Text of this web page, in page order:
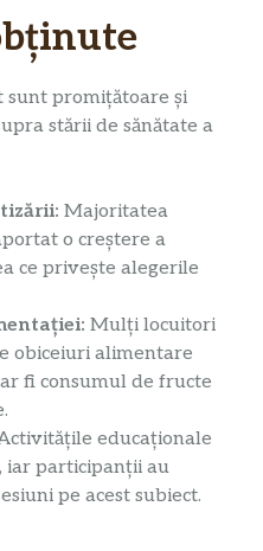
sunt promițătoare și
stării de sănătate a
Majoritatea
o creștere a
ce privește alegerile
Mulți locuitori
obiceiuri alimentare
fi consumul de fructe
educaționale
iar participanții au
pe acest subiect.